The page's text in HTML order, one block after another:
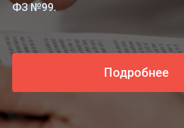
ФЗ №99.
Подробнее